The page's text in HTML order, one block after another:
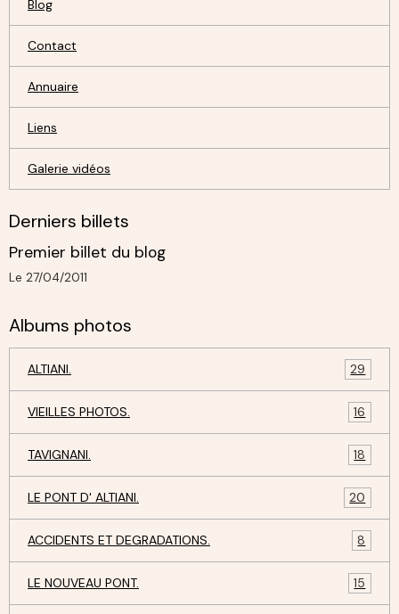
Blog
Contact
Annuaire
Liens
Galerie vidéos
Derniers billets
Premier billet du blog
Le 27/04/2011
Albums photos
ALTIANI. 29
VIEILLES PHOTOS. 16
TAVIGNANI. 18
LE PONT D' ALTIANI. 20
ACCIDENTS ET DEGRADATIONS. 8
LE NOUVEAU PONT. 15